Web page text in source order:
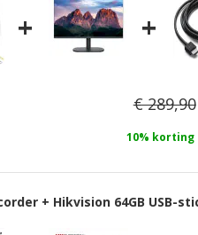
+ +
€ 289,90
10% korting
+ Hikvision 64GB USB-